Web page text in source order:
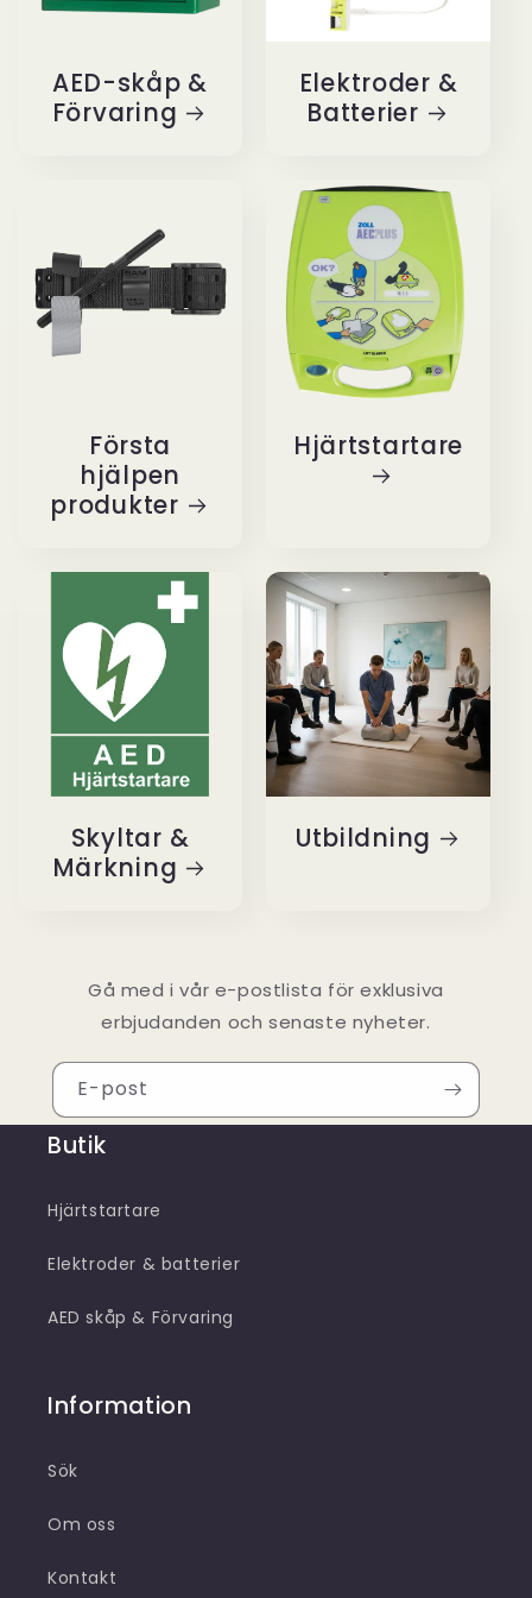
AED-skåp &
Förvaring
Elektroder &
Batterier
Första
hjälpen
produkter
Hjärtstartare
Skyltar &
Märkning
Utbildning
Gå med i vår e-postlista för exklusiva
erbjudanden och senaste nyheter.
E-post
Butik
Hjärtstartare
Elektroder & batterier
AED skåp & Förvaring
Information
Sök
Om oss
Kontakt